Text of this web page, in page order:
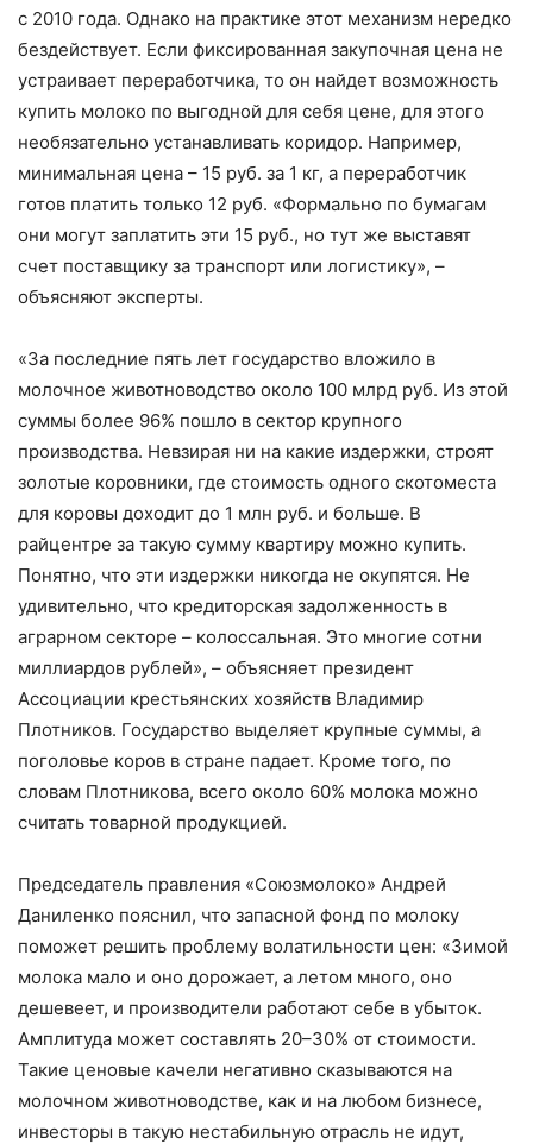
с 2010 года. Однако на практике этот механизм нередко
бездействует. Если фиксированная закупочная цена не
устраивает переработчика, то он найдет возможность
купить молоко по выгодной для себя цене, для этого
необязательно устанавливать коридор. Например,
минимальная цена – 15 руб. за 1 кг, а переработчик
готов платить только 12 руб. «Формально по бумагам
они могут заплатить эти 15 руб., но тут же выставят
счет поставщику за транспорт или логистику», –
объясняют эксперты.
«За последние пять лет государство вложило в
молочное животноводство около 100 млрд руб. Из этой
суммы более 96% пошло в сектор крупного
производства. Невзирая ни на какие издержки, строят
золотые коровники, где стоимость одного скотоместа
для коровы доходит до 1 млн руб. и больше. В
райцентре за такую сумму квартиру можно купить.
Понятно, что эти издержки никогда не окупятся. Не
удивительно, что кредиторская задолженность в
аграрном секторе – колоссальная. Это многие сотни
миллиардов рублей», – объясняет президент
Ассоциации крестьянских хозяйств Владимир
Плотников. Государство выделяет крупные суммы, а
поголовье коров в стране падает. Кроме того, по
словам Плотникова, всего около 60% молока можно
считать товарной продукцией.
Председатель правления «Союзмолоко» Андрей
Даниленко пояснил, что запасной фонд по молоку
поможет решить проблему волатильности цен: «Зимой
молока мало и оно дорожает, а летом много, оно
дешевеет, и производители работают себе в убыток.
Амплитуда может составлять 20–30% от стоимости.
Такие ценовые качели негативно сказываются на
молочном животноводстве, как и на любом бизнесе,
инвесторы в такую нестабильную отрасль не идут,